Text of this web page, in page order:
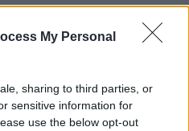
My Personal
sharing to third parties, or
sensitive information for
use the below opt-out